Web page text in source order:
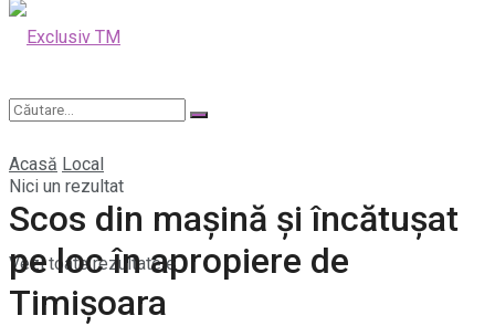
Nici un rezultat
Vezi toate rezultatele
Acasă Local
Scos din mașină și încătușat
pe loc în apropiere de
Timișoara